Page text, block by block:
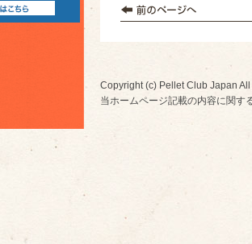
Copyright (c) Pellet Club Japan
当ホームページ記載の内容に関す